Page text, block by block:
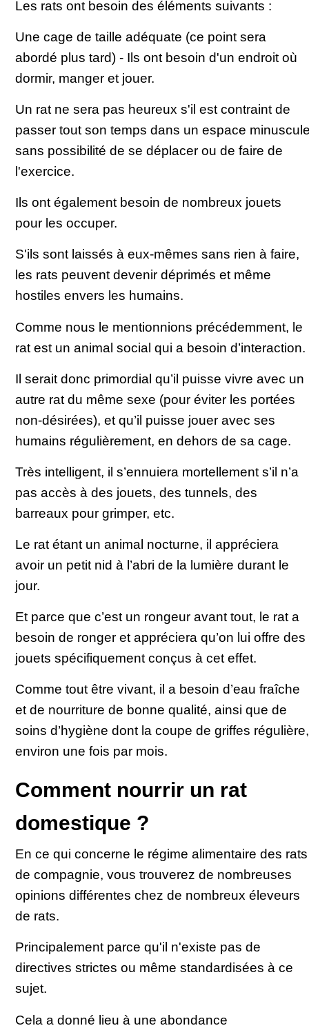
Les rats ont besoin des éléments suivants :
Une cage de taille adéquate (ce point sera
abordé plus tard) - Ils ont besoin d'un endroit où
dormir, manger et jouer.
Un rat ne sera pas heureux s'il est contraint de
passer tout son temps dans un espace
sans possibilité de se déplacer ou de faire de
l'exercice.
Ils ont également besoin de nombreux jouets
pour les occuper.
S'ils sont laissés à eux-mêmes sans rien à faire,
les rats peuvent devenir déprimés et même
hostiles envers les humains.
Comme nous le mentionnions précédemment, le
rat est un animal social qui a besoin d’interaction.
Il serait donc primordial qu’il puisse vivre avec un
autre rat du même sexe (pour éviter les portées
non-désirées), et qu’il puisse jouer avec ses
humains régulièrement, en dehors de sa cage.
Très intelligent, il s’ennuiera mortellement s’il n’a
pas accès à des jouets, des tunnels, des
barreaux pour grimper, etc.
Le rat étant un animal nocturne, il appréciera
avoir un petit nid à l’abri de la lumière durant le
jour.
Et parce que c’est un rongeur avant tout, le rat a
besoin de ronger et appréciera qu’on lui offre des
jouets spécifiquement conçus à cet effet.
Comme tout être vivant, il a besoin d’eau fraîche
et de nourriture de bonne qualité, ainsi que de
soins d’hygiène dont la coupe de griffes régulière,
environ une fois par mois.
Comment nourrir un rat
domestique ?
En ce qui concerne le régime alimentaire des rats
de compagnie, vous trouverez de nombreuses
opinions différentes chez de nombreux éleveurs
de rats.
Principalement parce qu'il n'existe pas de
directives strictes ou même standardisées à ce
sujet.
Cela a donné lieu à une abondance